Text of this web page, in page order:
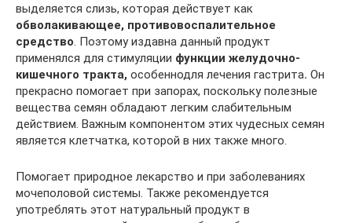
выделяется слизь, которая действует как
обволакивающее, противовоспалительное
средство. Поэтому издавна данный продукт
применялся для стимуляции функции желудочно-
кишечного тракта, особеннодля лечения гастрита. Он
прекрасно помогает при запорах, поскольку полезные
вещества семян обладают легким слабительным
действием. Важным компонентом этих чудесных семян
является клетчатка, которой в них также много.
Помогает природное лекарство и при заболеваниях
мочеполовой системы. Также рекомендуется
употреблять этот натуральный продукт в